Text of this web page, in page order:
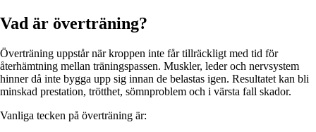
Vad är överträning?
Överträning uppstår när kroppen inte får tillräckligt med tid för
återhämtning mellan träningspassen. Muskler, leder och nervsystem
hinner då inte bygga upp sig innan de belastas igen. Resultatet kan bli
minskad prestation, trötthet, sömnproblem och i värsta fall skador.
Vanliga tecken på överträning är: